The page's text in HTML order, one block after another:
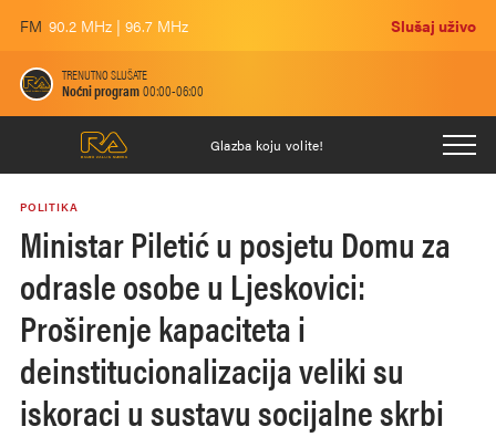
FM 90.2 MHz | 96.7 MHz Slušaj uživo
TRENUTNO SLUŠATE
Noćni program00:00-06:00
Glazba koju volite!
POLITIKA
Ministar Piletić u posjetu Domu za
odrasle osobe u Ljeskovici:
Proširenje kapaciteta i
deinstitucionalizacija veliki su
iskoraci u sustavu socijalne skrbi